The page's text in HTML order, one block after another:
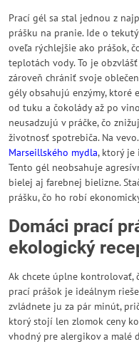
Prací gél sa stal jednou z
prášku na pranie. Ide o
oveľa rýchlejšie ako prášok,
teplotách vody. To je
zároveň chrániť svoje
gély obsahujú enzýmy, ktoré
od tuku a čokolády až po
neusadzujú v práčke, čo
životnosť spotrebiča. Na
Marseillského mydla, ktorý je
Tento gél neobsahuje
bielej aj farebnej bielizne.
prášku, čo ho robí
Domáci prací
ekologický
Ak chcete úplne kontrolovať,
prací prášok je ideálnym
zvládnete ju za pár minút,
ktorý stojí len zlomok ceny
vhodný pre alergikov a malé